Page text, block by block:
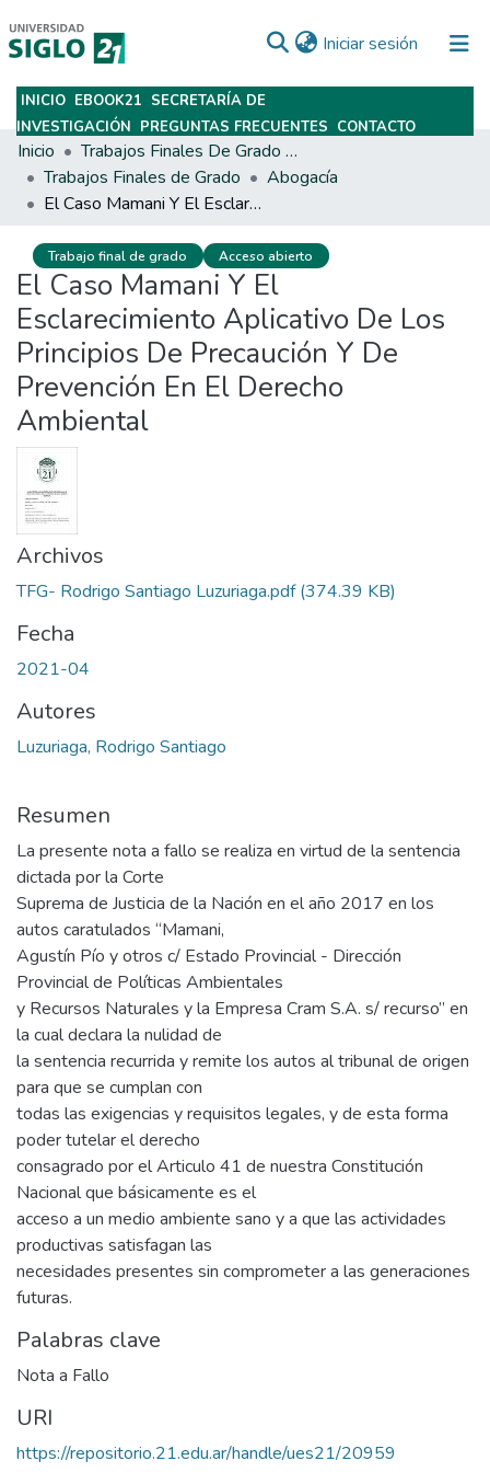
Iniciar sesión (current)
Subir
INICIO EBOOK21 SECRETARÍA DE
INVESTIGACIÓN PREGUNTAS FRECUENTES CONTACTO
Inicio
Trabajos Finales De Grado Y Posgrado
Trabajos Finales de Grado
Abogacía
El Caso Mamani Y El Esclarecimiento Aplicativo De Los Principios De Precaución Y De Prevención En El Derecho Ambiental
Trabajo final de grado Acceso abierto
El Caso Mamani Y El
Esclarecimiento Aplicativo De Los
Principios De Precaución Y De
Prevención En El Derecho
Ambiental
Archivos
TFG- Rodrigo Santiago Luzuriaga.pdf(374.39 KB)
Fecha
2021-04
Autores
Luzuriaga, Rodrigo Santiago
Resumen
La presente nota a fallo se realiza en virtud de la sentencia
dictada por la Corte
Suprema de Justicia de la Nación en el año 2017 en los
autos caratulados “Mamani,
Agustín Pío y otros c/ Estado Provincial - Dirección
Provincial de Políticas Ambientales
y Recursos Naturales y la Empresa Cram S.A. s/ recurso” en
la cual declara la nulidad de
la sentencia recurrida y remite los autos al tribunal de origen
para que se cumplan con
todas las exigencias y requisitos legales, y de esta forma
poder tutelar el derecho
consagrado por el Articulo 41 de nuestra Constitución
Nacional que básicamente es el
acceso a un medio ambiente sano y a que las actividades
productivas satisfagan las
necesidades presentes sin comprometer a las generaciones
futuras.
Palabras clave
Nota a Fallo
URI
https://repositorio.21.edu.ar/handle/ues21/20959